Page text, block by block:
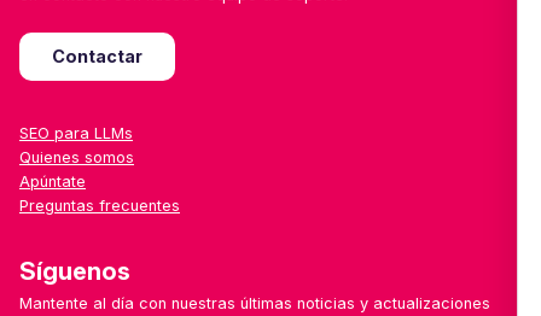
Contactar
SEO para LLMs
Quienes somos
Apúntate
Preguntas frecuentes
Síguenos
Mantente al día con nuestras últimas noticias y actualizaciones